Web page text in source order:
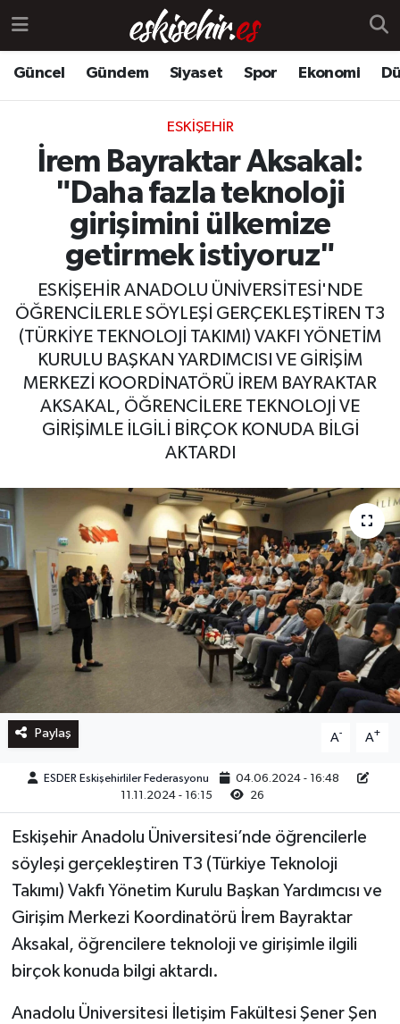
Güncel Gündem Siyaset Spor Ekonomi
ESKIŞEHIR
İrem Bayraktar Aksakal:
"Daha fazla teknoloji
girişimini ülkemize
getirmek istiyoruz"
ESKİŞEHİR ANADOLU ÜNİVERSİTESİ'NDE
ÖĞRENCİLERLE SÖYLEŞİ GERÇEKLEŞTİREN T3
(TÜRKİYE TEKNOLOJİ TAKIMI) VAKFI YÖNETİM
KURULU BAŞKAN YARDIMCISI VE GİRİŞİM
MERKEZİ KOORDİNATÖRÜ İREM BAYRAKTAR
AKSAKAL, ÖĞRENCİLERE TEKNOLOJİ VE
GİRİŞİMLE İLGİLİ BİRÇOK KONUDA BİLGİ
AKTARDI
Paylaş A- A+
ESDER Eskişehirliler Federasyonu
04.06.2024 - 16:48
11.11.2024 - 16:15
26
Eskişehir Anadolu Üniversitesi’nde öğrencilerle
söyleşi gerçekleştiren T3 (Türkiye Teknoloji
Takımı) Vakfı Yönetim Kurulu Başkan Yardımcısı ve
Girişim Merkezi Koordinatörü İrem Bayraktar
Aksakal, öğrencilere teknoloji ve girişimle ilgili
birçok konuda bilgi aktardı.
Anadolu Üniversitesi İletişim Fakültesi Şener Şen